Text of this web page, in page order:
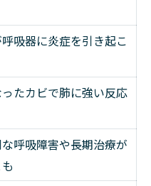
吸器に炎症を引き起こ
たカビで肺に強い反応
呼吸障害や長期治療が